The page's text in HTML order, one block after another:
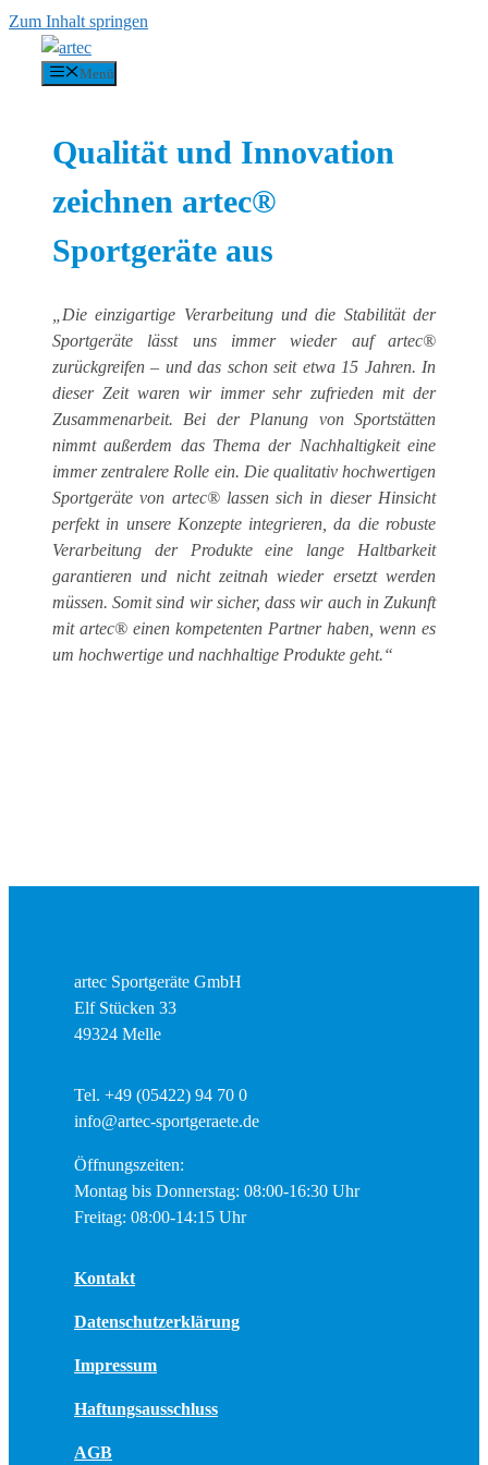
Zum Inhalt springen
Menü
Qualität und Innovation
zeichnen artec®
Sportgeräte aus
„Die einzigartige Verarbeitung und die Stabilität der
Sportgeräte lässt uns immer wieder auf artec®
zurückgreifen – und das schon seit etwa 15 Jahren. In
dieser Zeit waren wir immer sehr zufrieden mit der
Zusammenarbeit. Bei der Planung von Sportstätten
nimmt außerdem das Thema der Nachhaltigkeit eine
immer zentralere Rolle ein. Die qualitativ hochwertigen
Sportgeräte von artec® lassen sich in dieser Hinsicht
perfekt in unsere Konzepte integrieren, da die robuste
Verarbeitung der Produkte eine lange Haltbarkeit
garantieren und nicht zeitnah wieder ersetzt werden
müssen. Somit sind wir sicher, dass wir auch in Zukunft
mit artec® einen kompetenten Partner haben, wenn es
um hochwertige und nachhaltige Produkte geht.“
artec Sportgeräte GmbH
Elf Stücken 33
49324 Melle
Tel. +49 (05422) 94 70 0
info@artec-sportgeraete.de
Öffnungszeiten:
Montag bis Donnerstag: 08:00-16:30 Uhr
Freitag: 08:00-14:15 Uhr
Kontakt
Datenschutzerklärung
Impressum
Haftungsausschluss
AGB